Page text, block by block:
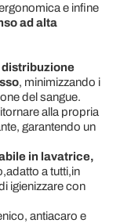
e infine
ad alta
distribuzione
, minimizzando i
del sangue.
alla propria
garantendo un
in lavatrice,
a tutti,in
igienizzare con
antiacaro e